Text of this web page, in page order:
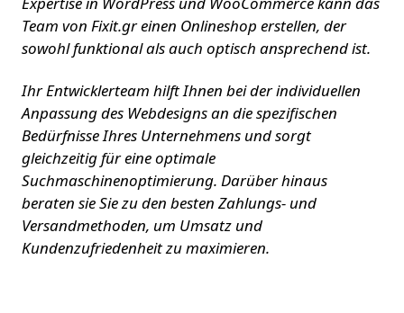
Team von Fixit.gr einen Onlineshop erstellen, der
sowohl funktional als auch optisch ansprechend ist.
Ihr Entwicklerteam hilft Ihnen bei der individuellen
Anpassung des Webdesigns an die spezifischen
Bedürfnisse Ihres Unternehmens und sorgt
gleichzeitig für eine optimale
Suchmaschinenoptimierung. Darüber hinaus
beraten sie Sie zu den besten Zahlungs- und
Versandmethoden, um Umsatz und
Kundenzufriedenheit zu maximieren.